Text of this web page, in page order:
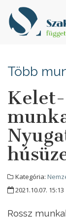
Több
Kategória:
2021.10.07. 15:13
Rossz